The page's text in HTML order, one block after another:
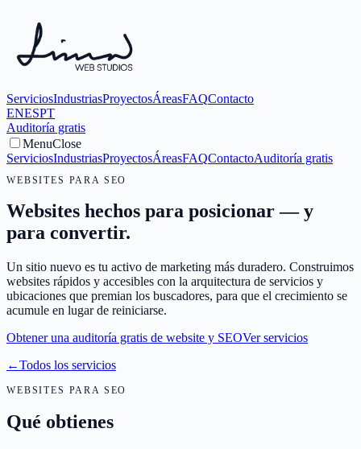
ServiciosIndustriasProyectosÁreasFAQContacto
ENESPT
Auditoría gratis
MenuClose
ServiciosIndustriasProyectosÁreasFAQContactoAuditoría gratis
WEBSITES PARA SEO
Websites hechos para posicionar — y
para convertir.
Un sitio nuevo es tu activo de marketing más duradero. Construimos
websites rápidos y accesibles con la arquitectura de servicios y
ubicaciones que premian los buscadores, para que el crecimiento se
acumule en lugar de reiniciarse.
Obtener una auditoría gratis de website y SEOVer servicios
←Todos los servicios
WEBSITES PARA SEO
Qué obtienes